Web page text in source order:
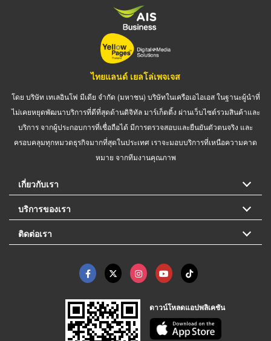
ไทยแลนด์ เยลโล่เพจเจส
โดย บริษัท เทเลอินโฟ มีเดีย จำกัด (มหาชน) บริษัทในเครือเอไอเอส ในฐานะผู้นำที่
ไม่เคยหยุดพัฒนาบริการที่ดีที่สุดด้านดิจิทัล มาร์เก็ตติ้ง ผ่านเว็บไซต์รวมสินค้าและ
บริการ จากผู้ประกอบการที่เชื่อถือได้ มีการตรวจสอบและยืนยันตัวตนจริง และ
ครอบคลุมทุกหมวดธุรกิจมากที่สุดในประเทศ เราจะมอบบริการที่เหนือความคาด
หมาย จากทีมงานคุณภาพ
เกี่ยวกับเรา
บริการของเรา
ติดต่อเรา
ดาวน์โหลดแอปพลิเคชัน